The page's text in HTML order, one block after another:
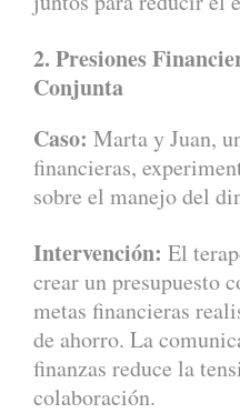
2. Presiones
Conjunta
Caso: Marta y Juan,
financieras,
sobre el manejo del
Intervención: El
crear un presupuesto
metas financieras
de ahorro. La
finanzas reduce la
colaboración.